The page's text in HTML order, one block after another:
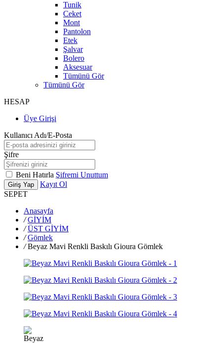
Tunik
Ceket
Mont
Pantolon
Etek
Şalvar
Bolero
Aksesuar
Tümünü Gör
Tümünü Gör
HESAP
Üye Girişi
Kullanıcı Adı/E-Posta
Şifre
Beni Hatırla Şifremi Unuttum
Giriş Yap
Kayıt Ol
SEPET
Anasayfa
/ GİYİM
/ ÜST GİYİM
/ Gömlek
/ Beyaz Mavi Renkli Baskılı Gioura Gömlek